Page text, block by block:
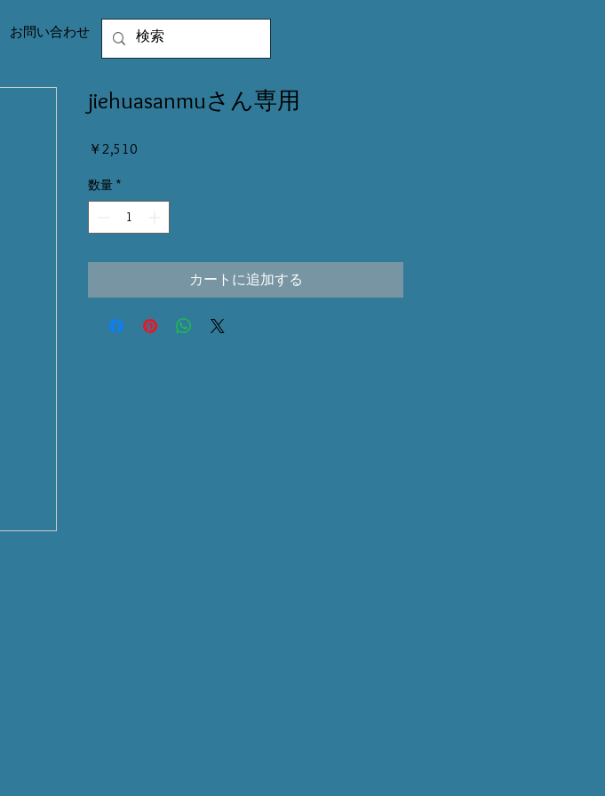
お問い合わせ
jiehuasanmuさん専用
￥2,510
数量 *
カートに追加する